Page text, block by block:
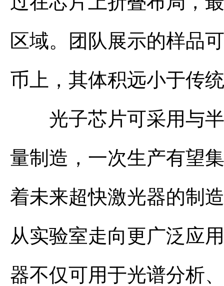
区域。团队展示的样品
币上，其体积远小于传
光子芯片可采用与半
量制造，一次生产有望
着未来超快激光器的制
从实验室走向更广泛应
器不仅可用于光谱分析